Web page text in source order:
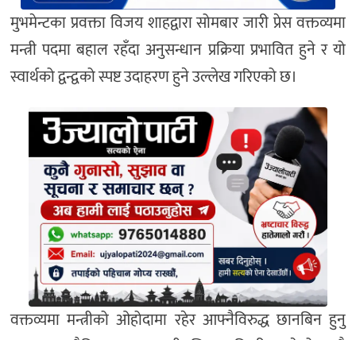
मुभमेन्टका प्रवक्ता विजय शाहद्वारा सोमबार जारी प्रेस वक्तव्यमा
मन्त्री पदमा बहाल रहँदा अनुसन्धान प्रक्रिया प्रभावित हुने र यो
स्वार्थको द्वन्द्वको स्पष्ट उदाहरण हुने उल्लेख गरिएको छ।
वक्तव्यमा मन्त्रीको ओहोदामा रहेर आफ्नैविरुद्ध छानबिन हुनु